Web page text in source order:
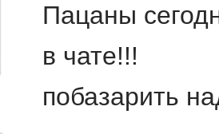
Пацаны
в чате!!!
побазарить